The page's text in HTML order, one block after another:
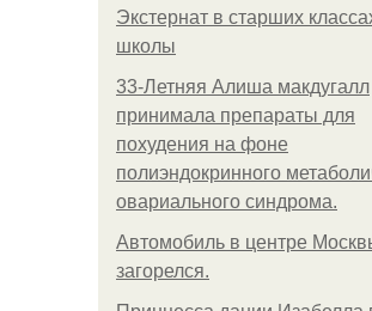
Экстернат в старших
школы
33-Летняя Алиша макдугалл
принимала препараты для
похудения на фоне
полиэндокринного
овариального синдрома.
Автомобиль в центре
загорелся.